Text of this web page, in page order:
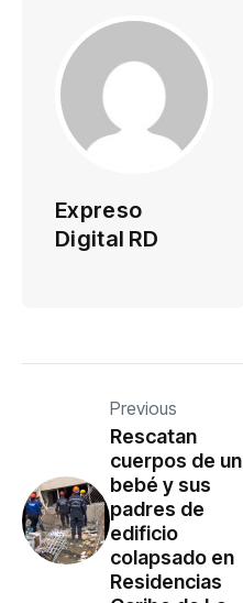
Expreso
Digital RD
Previous
Rescatan
cuerpos de un
bebé y sus
padres de
edificio
colapsado en
Residencias